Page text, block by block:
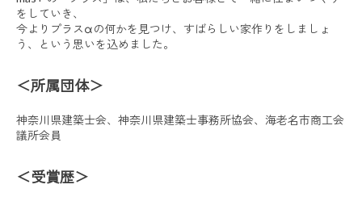
をしていき、
今よりプラスαの何かを見つけ、すばらしい家作りをしましょ
う、という思いを込めました。
＜所属団体＞
神奈川県建築士会、神奈川県建築士事務所協会、海老名市商工会
議所会員
＜受賞歴＞